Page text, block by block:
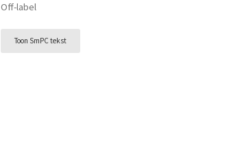
Off-label
Toon SmPC tekst